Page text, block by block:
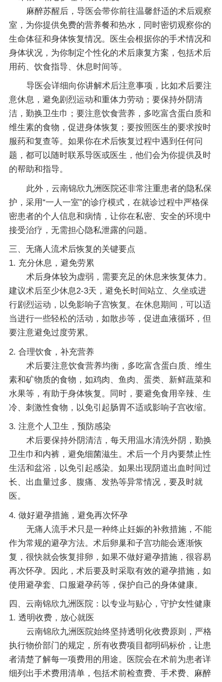
麻醉苏醒后，导医会带你前往温馨舒适的术后观察
室，为你提供免费的营养餐和热水，同时密切观察你的
生命体征和身体恢复情况。医生会根据你的手术情况和
身体状况，为你制定个性化的术后康复方案，包括术后
用药、饮食指导、休息时间等。
导医会详细向你讲解术后注意事项，比如术后要注
意休息，避免剧烈运动和重体力劳动；要保持外阴清
洁，勤换卫生巾；要注意饮食营养，多吃富含蛋白质和
维生素的食物，促进身体恢复；要按照医生的要求按时
服药和复查等。如果你在术后恢复过程中遇到任何问
题，都可以随时联系导医或医生，他们会为你提供及时
的帮助和指导。
此外，云南锦欣九洲医院还非常注重患者的隐私保
护，采用“一人一室”的诊疗模式，在就诊过程中严格保
密患者的个人信息和病情，让你在私密、安全的环境中
接受治疗，无需担心隐私泄露的问题。
三、无痛人流术后恢复的关键要点
1. 充分休息，避免劳累
术后身体较为虚弱，需要充足的休息来恢复体力。
建议术后至少休息2-3天，避免长时间站立、久坐或进
行剧烈运动，以免影响子宫恢复。在休息期间，可以适
当进行一些轻松的活动，如散步等，促进血液循环，但
要注意避免过度劳累。
2. 合理饮食，补充营养
术后要注意饮食营养均衡，多吃富含蛋白质、维生
素和矿物质的食物，如鸡肉、鱼肉、蛋类、新鲜蔬菜和
水果等，有助于身体恢复。同时，要避免食用辛辣、生
冷、刺激性食物，以免引起肠胃不适或影响子宫收缩。
3. 注意个人卫生，预防感染
术后要保持外阴清洁，每天用温水清洗外阴，勤换
卫生巾和内裤，避免细菌滋生。术后一个月内要禁止性
生活和盆浴，以免引起感染。如果出现阴道出血时间过
长、出血量过多、腹痛、发热等异常情况，要及时就
医。
4. 做好避孕措施，避免再次怀孕
无痛人流手术只是一种终止妊娠的补救措施，不能
作为常规的避孕方法。术后卵巢和子宫功能会逐渐恢
复，很快就会恢复排卵，如果不做好避孕措施，很容易
再次怀孕。因此，术后要及时采取有效的避孕措施，如
使用避孕套、口服避孕药等，保护自己的身体健康。
四、云南锦欣九洲医院：以专业与贴心，守护女性健康
1. 透明收费，放心就医
云南锦欣九洲医院始终坚持透明化收费原则，严格
执行物价部门的规定，所有收费项目都明码标价，让患
者清楚了解每一项费用的用途。医院会在术前为患者详
细列出手术费用清单，包括术前检查费、手术费、麻醉